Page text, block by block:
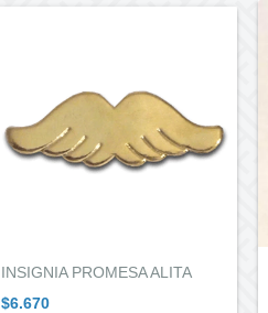
INSIGNIA PROMESA ALITA
$6.670